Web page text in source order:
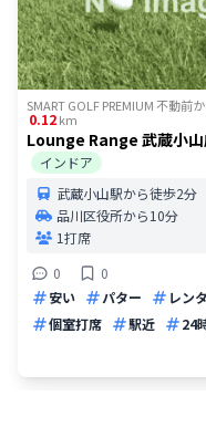
SMART GOLF PREMIUM 不動前
0.12km
Lounge Range 武蔵小
インドア
武蔵小山駅から徒歩2分
品川区役所から10分
1打席
0
0
安い
パター
レン
個室打席
駅近 24